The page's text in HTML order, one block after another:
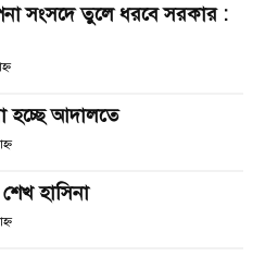
সংসদে তুলে ধরবে সরকার :
হচ্ছে আদালতে
হাসিনা